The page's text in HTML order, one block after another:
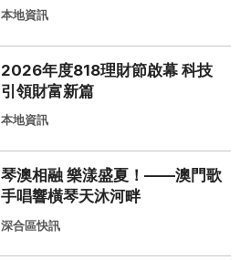
本地資訊
2026年度818理財節啟幕 科技
引領財富新篇
本地資訊
琴澳相融 樂漾盛夏！——澳門歌
手唱響橫琴天沐河畔
深合區快訊